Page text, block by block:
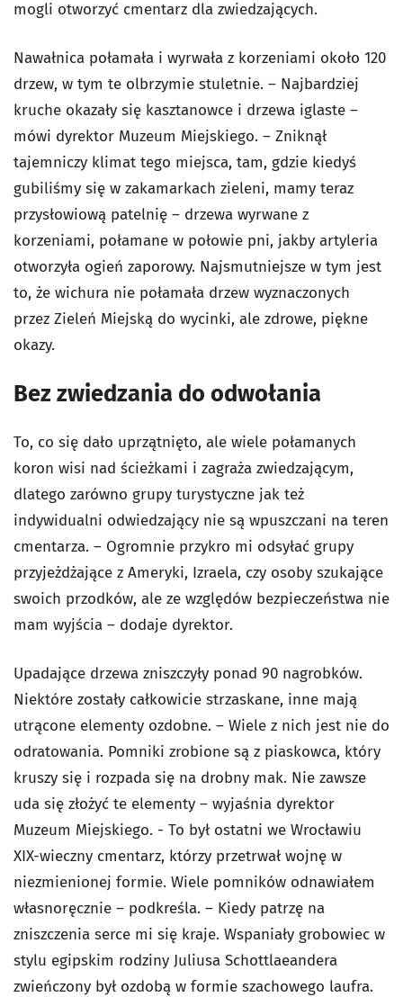
mogli otworzyć cmentarz dla zwiedzających.
Nawałnica połamała i wyrwała z korzeniami około 120
drzew, w tym te olbrzymie stuletnie. – Najbardziej
kruche okazały się kasztanowce i drzewa iglaste –
mówi dyrektor Muzeum Miejskiego. – Zniknął
tajemniczy klimat tego miejsca, tam, gdzie kiedyś
gubiliśmy się w zakamarkach zieleni, mamy teraz
przysłowiową patelnię – drzewa wyrwane z
korzeniami, połamane w połowie pni, jakby artyleria
otworzyła ogień zaporowy. Najsmutniejsze w tym jest
to, że wichura nie połamała drzew wyznaczonych
przez Zieleń Miejską do wycinki, ale zdrowe, piękne
okazy.
Bez zwiedzania do odwołania
To, co się dało uprzątnięto, ale wiele połamanych
koron wisi nad ścieżkami i zagraża zwiedzającym,
dlatego zarówno grupy turystyczne jak też
indywidualni odwiedzający nie są wpuszczani na teren
cmentarza. – Ogromnie przykro mi odsyłać grupy
przyjeżdżające z Ameryki, Izraela, czy osoby szukające
swoich przodków, ale ze względów bezpieczeństwa nie
mam wyjścia – dodaje dyrektor.
Upadające drzewa zniszczyły ponad 90 nagrobków.
Niektóre zostały całkowicie strzaskane, inne mają
utrącone elementy ozdobne. – Wiele z nich jest nie do
odratowania. Pomniki zrobione są z piaskowca, który
kruszy się i rozpada się na drobny mak. Nie zawsze
uda się złożyć te elementy – wyjaśnia dyrektor
Muzeum Miejskiego. - To był ostatni we Wrocławiu
XIX-wieczny cmentarz, którzy przetrwał wojnę w
niezmienionej formie. Wiele pomników odnawiałem
własnoręcznie – podkreśla. – Kiedy patrzę na
zniszczenia serce mi się kraje. Wspaniały grobowiec w
stylu egipskim rodziny Juliusa Schottlaeandera
zwieńczony był ozdobą w formie szachowego laufra.